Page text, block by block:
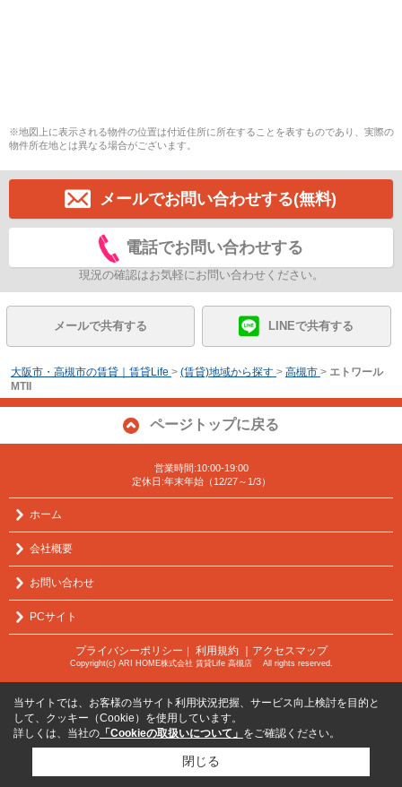
※地図上に表示される物件の位置は付近住所に所在することを表すものであり、実際の
物件所在地とは異なる場合がございます。
メールでお問い合わせする(無料)
電話でお問い合わせする
現況の確認はお気軽にお問い合わせください。
メールで共有する LINEで共有する
大阪市・高槻市の賃貸｜賃貸Life > (賃貸)地域から探す > 高槻市 > エトワール
MTII
ページトップに戻る
営業時間:10:00-19:00
定休日:年末年始（12/27～1/3）
ホーム
会社概要
お問い合わせ
PCサイト
プライバシーポリシー 利用規約 ｜アクセスマップ
Copyright(c) ARI HOME株式会社 賃貸Life 高槻店 All rights reserved.
当サイトでは、お客様の当サイト利用状況把握、サービス向上検討を目的と
して、クッキー（Cookie）を使用しています。
詳しくは、当社の 「Cookieの取扱いについて」 をご確認ください。
閉じる